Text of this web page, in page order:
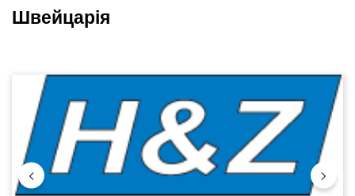
Швейцарія
Пропустити галерею зображень